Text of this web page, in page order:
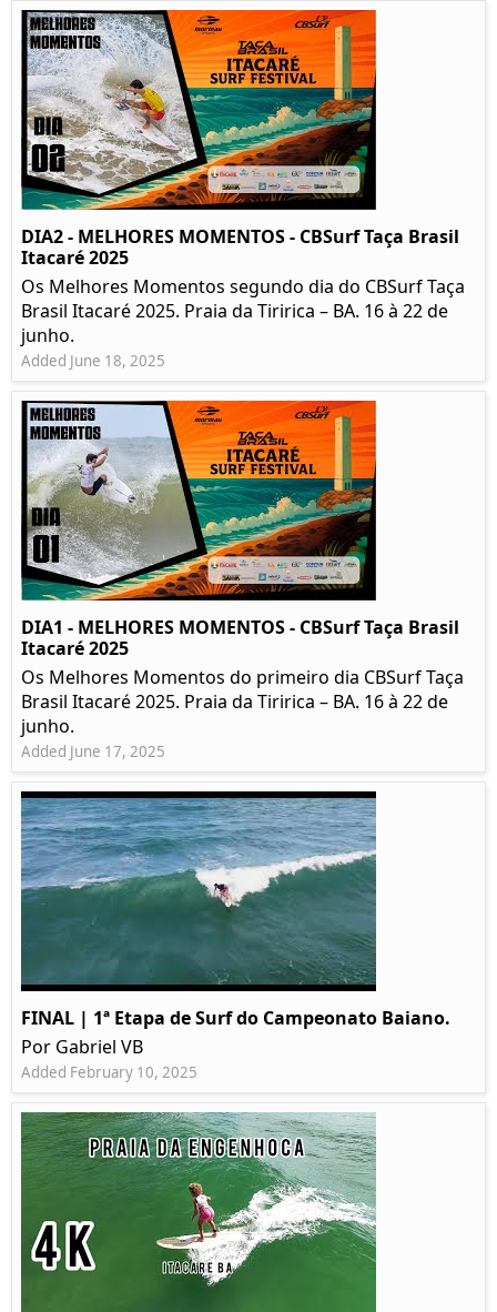
DIA2 - MELHORES MOMENTOS - CBSurf Taça Brasil
Itacaré 2025
Os Melhores Momentos segundo dia do CBSurf Taça
Brasil Itacaré 2025. Praia da Tiririca – BA. 16 à 22 de
junho.
Added June 18, 2025
DIA1 - MELHORES MOMENTOS - CBSurf Taça Brasil
Itacaré 2025
Os Melhores Momentos do primeiro dia CBSurf Taça
Brasil Itacaré 2025. Praia da Tiririca – BA. 16 à 22 de
junho.
Added June 17, 2025
FINAL | 1ª Etapa de Surf do Campeonato Baiano.
Por Gabriel VB
Added February 10, 2025